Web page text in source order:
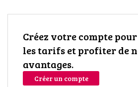
Créez votre compte
les tarifs et profiter de
avantages.
Créer un compte